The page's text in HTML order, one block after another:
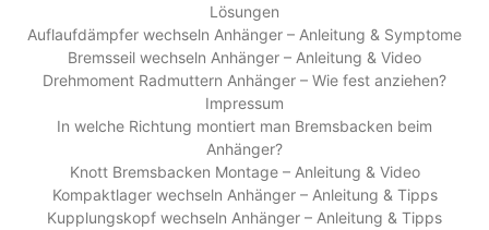
Lösungen
Auflaufdämpfer wechseln Anhänger – Anleitung & Symptome
Bremsseil wechseln Anhänger – Anleitung & Video
Drehmoment Radmuttern Anhänger – Wie fest anziehen?
Impressum
In welche Richtung montiert man Bremsbacken beim
Anhänger?
Knott Bremsbacken Montage – Anleitung & Video
Kompaktlager wechseln Anhänger – Anleitung & Tipps
Kupplungskopf wechseln Anhänger – Anleitung & Tipps